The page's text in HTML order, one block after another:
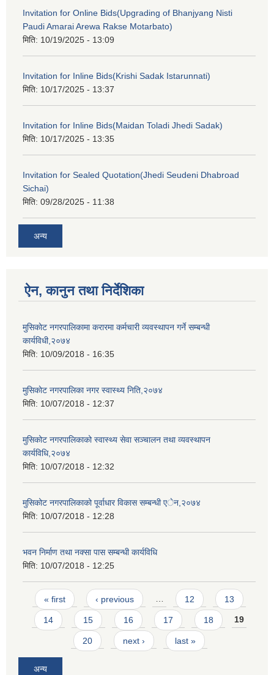
Invitation for Online Bids(Upgrading of Bhanjyang Nisti
Paudi Amarai Arewa Rakse Motarbato)
मिति: 10/19/2025 - 13:09
Invitation for Inline Bids(Krishi Sadak Istarunnati)
मिति: 10/17/2025 - 13:37
Invitation for Inline Bids(Maidan Toladi Jhedi Sadak)
मिति: 10/17/2025 - 13:35
Invitation for Sealed Quotation(Jhedi Seudeni Dhabroad
Sichai)
मिति: 09/28/2025 - 11:38
अन्य
ऐन, कानुन तथा निर्देशिका
मुसिकाेट नगरपालिकामा करारमा कर्मचारी व्यवस्थापन गर्ने सम्बन्धी
कार्यविधी,२०७४
मिति: 10/09/2018 - 16:35
मुसिकाेट नगरपालिका नगर स्वास्थ्य निति,२०७४
मिति: 10/07/2018 - 12:37
मुसिकोट नगरपालिकाको स्वास्थ्य सेवा सञ्चालन तथा व्यवस्थापन
कार्यविधि,२०७४
मिति: 10/07/2018 - 12:32
मुसिकोट नगरपालिकाको पूर्वाधार विकास सम्बन्धी एेन,२०७४
मिति: 10/07/2018 - 12:28
भवन निर्माण तथा नक्सा पास सम्बन्धी कार्यविधि
मिति: 10/07/2018 - 12:25
Pages
« first ‹ previous … 12 13
14 15 16 17 18 19
20 next › last »
अन्य